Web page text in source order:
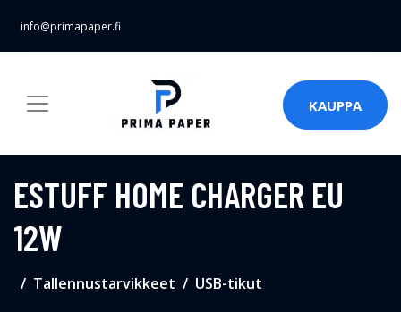
info@primapaper.fi
KAUPPA
ESTUFF HOME CHARGER EU
12W
Tallennustarvikkeet USB-tikut